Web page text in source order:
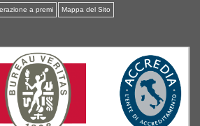
a premi Mappa del Sito